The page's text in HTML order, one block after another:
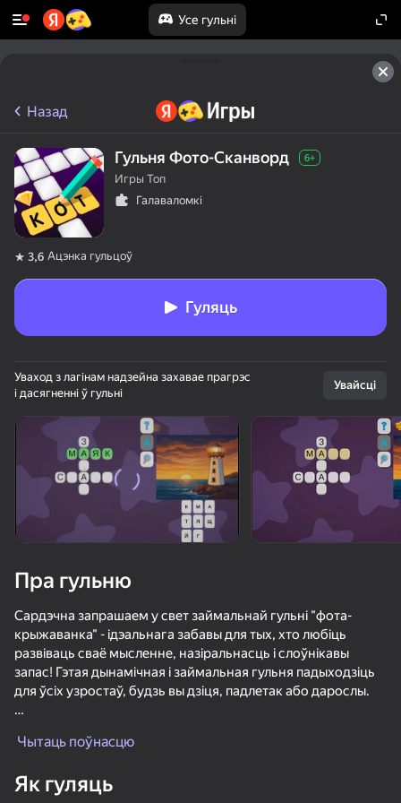
Усе гульні
Павярніце прыладу
Гульня працуе толькі ў гарызантальнай
арыентацыі
Ускользни от Лазера
Назад
Гульня Фото-Сканворд 6+
Игры Топ
Галаваломкі
3,6 Ацэнка гульцоў
Гуляць
Уваход з лагінам надзейна захавае прагрэс
і дасягненні ў гульні
Увайсці
Пра гульню
Сардэчна запрашаем у свет займальнай гульні "фота-
крыжаванка" - ідэальнага забавы для тых, хто любіць
развіваць сваё мысленне, назіральнасць і слоўнікавы
запас! Гэтая дынамічная і займальная гульня падыходзіць
для ўсіх узростаў, будзь вы дзіця, падлетак або дарослы.
галаваломкі, у якой гульцы павінны адгадваць словы,
За кожным малюнкам хаваецца пэўнае слова: гэта можа
Чытаць поўнасцю
Як гуляць